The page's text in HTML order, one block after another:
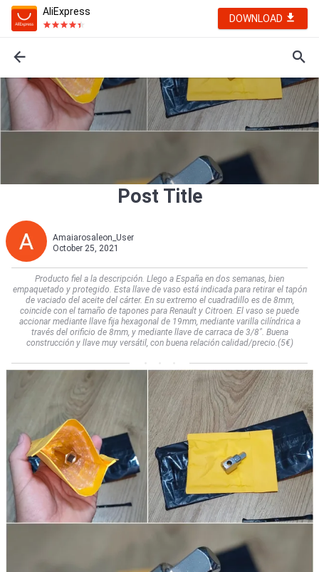
AliExpress
DOWNLOAD
Post Title
Amaiarosaleon_User
October 25, 2021
Producto fiel a la descripción. Llego a España en dos semanas, bien
empaquetado y protegido. Esta llave de vaso está indicada para retirar el tapón
de vaciado del aceite del cárter. En su extremo el cuadradillo es de 8mm,
coincide con el tamaño de tapones para Renault y Citroen. El vaso se puede
accionar mediante llave fija hexagonal de 19mm, mediante varilla cilíndrica a
través del orificio de 8mm, y mediante llave de carraca de 3/8". Buena
construcción y llave muy versátil, con buena relación calidad/precio.(5€)